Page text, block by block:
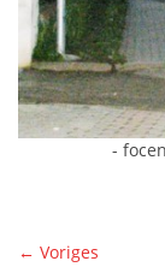
-
← Voriges